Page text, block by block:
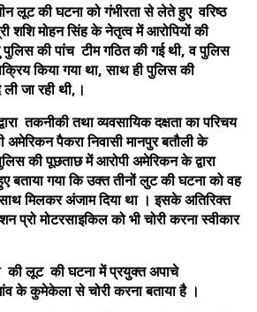
की घटना को गंभीरता से लेते हुए वरिष्ठ
शशि मोहन सिंह के नेतृत्व में आरोपियों की
पुलिस की पांच टीम गठित की गई थी, व पुलिस
किया गया था, साथ ही पुलिस की
जा रही थी,।
तकनीकी तथा व्यवसायिक दक्षता का परिचय
पैकरा निवासी मानपुर बतौली के
की पूछताछ में आरोपी अमेरिकन के द्वारा
बताया गया कि उक्त तीनों लुट की घटना को वह
मिलकर अंजाम दिया था । इसके अतिरिक्त
प्रो मोटरसाइकिल को भी चोरी करना स्वीकार
लूट की घटना में प्रयुक्त अपाचे
के कुमेकेला से चोरी करना बताया है ।